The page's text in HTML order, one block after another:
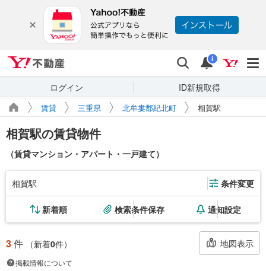
検索 通知
i
ログイン ID新規取得
賃貸 三重県 北牟婁郡紀北町 相賀駅
相賀駅の賃貸物件
（賃貸マンション・アパート・一戸建て）
相賀駅 条件変更
新着順 検索条件保存 通知設定
3件 （新着0件） 地図表示
掲載情報について